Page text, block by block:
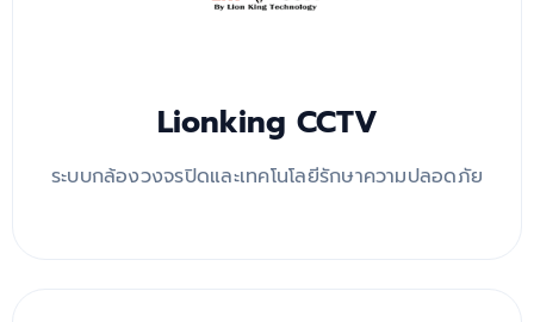
Lionking CCTV
ระบบกล้องวงจรปิดและเทคโนโลยีรักษาความปลอดภัย